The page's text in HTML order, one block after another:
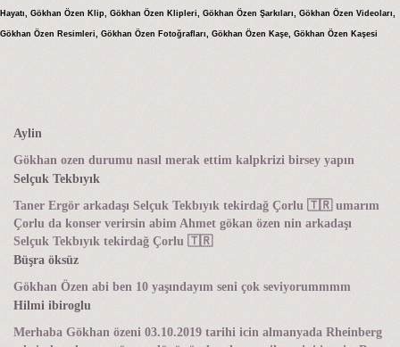
Hayatı, Gökhan Özen Klip, Gökhan Özen Klipleri, Gökhan Özen Şarkıları, Gökhan Özen Videoları,
Gökhan Özen Resimleri, Gökhan Özen Fotoğrafları, Gökhan Özen Kaşe, Gökhan Özen Kaşesi
Aylin
Gökhan ozen durumu nasıl merak ettim kalpkrizi birsey yapın
Selçuk Tekbıyık
Taner Ergör arkadaşı Selçuk Tekbıyık tekirdağ Çorlu 🇹🇷 umarım
Çorlu da konser verirsin abim Ahmet gökan özen nin arkadaşı
Selçuk Tekbıyık tekirdağ Çorlu 🇹🇷
Büşra öksüz
Gökhan Özen abi ben 10 yaşındayım seni çok seviyorummmm
Hilmi ibiroglu
Merhaba Gökhan özeni 03.10.2019 tarihi icin almanyada Rheinberg